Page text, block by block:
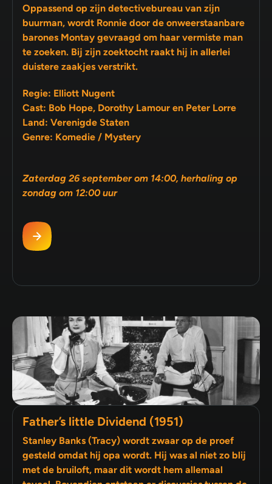
Oppassend op zijn detectivebureau van zijn
buurman, wordt Ronnie door de onweerstaanbare
barones Montay gevraagd om haar vermiste man
te zoeken. Bij zijn zoektocht raakt hij in allerlei
duistere zaakjes verstrikt.
Regie: Elliott Nugent
Cast: Bob Hope, Dorothy Lamour en Peter Lorre
Land: Verenigde Staten
Genre: Komedie / Mystery
Zaterdag 26 september om 14:00, herhaling op
zondag om 12:00 uur
Father’s little Dividend (1951)
Stanley Banks (Tracy) wordt zwaar op de proef
gesteld omdat hij opa wordt. Hij was al niet zo blij
met de bruiloft, maar dit wordt hem allemaal